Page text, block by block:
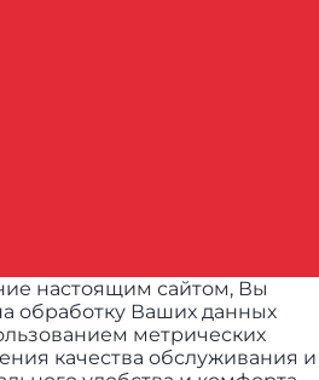
настоящим сайтом, Вы
обработку Ваших данных
метрических
качества обслуживания и